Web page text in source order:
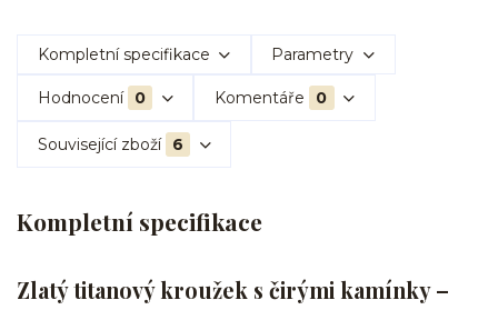
Kompletní specifikace Parametry
Hodnocení 0 Komentáře 0
Související zboží 6
Kompletní specifikace
Zlatý titanový kroužek s čirými kamínky –